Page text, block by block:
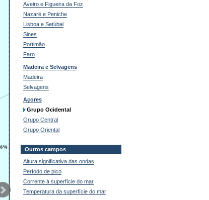
Aveiro e Figueira da Foz
Nazaré e Peniche
Lisboa e Setúbal
Sines
Portimão
Faro
Madeira e Selvagens
Madeira
Selvagens
Açores
Grupo Ocidental
Grupo Central
Grupo Oriental
Outros campos
Altura significativa das ondas
Período de pico
Corrente à superfície do mar
Temperatura da superfície do mar